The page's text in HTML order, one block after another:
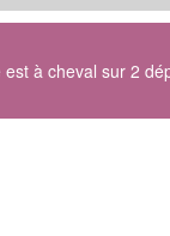
à cheval sur 2